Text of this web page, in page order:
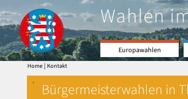
Wahlen
Europawahlen
Home | Kontakt
` Bürgermeisterwahlen in